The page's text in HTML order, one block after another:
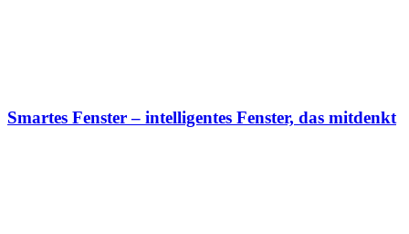
Smartes Fenster – intelligentes Fenster, das mitdenkt